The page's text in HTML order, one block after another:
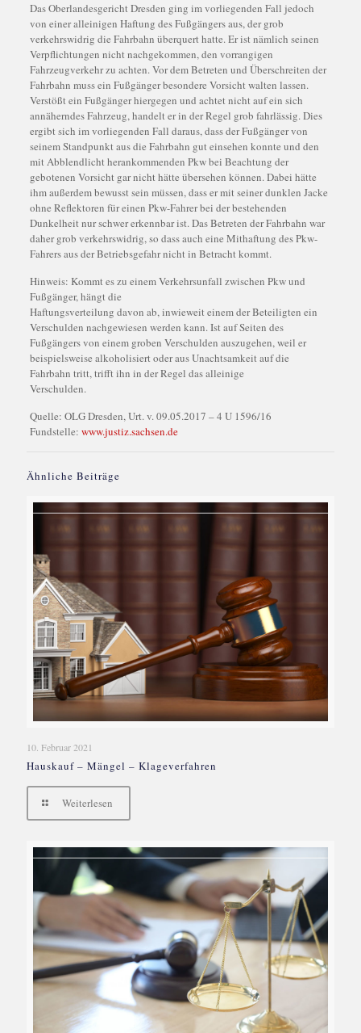
Das Oberlandesgericht Dresden ging im vorliegenden Fall jedoch
von einer alleinigen Haftung des Fußgängers aus, der grob
verkehrswidrig die Fahrbahn überquert hatte. Er ist nämlich seinen
Verpflichtungen nicht nachgekommen, den vorrangigen
Fahrzeugverkehr zu achten. Vor dem Betreten und Überschreiten der
Fahrbahn muss ein Fußgänger besondere Vorsicht walten lassen.
Verstößt ein Fußgänger hiergegen und achtet nicht auf ein sich
annäherndes Fahrzeug, handelt er in der Regel grob fahrlässig. Dies
ergibt sich im vorliegenden Fall daraus, dass der Fußgänger von
seinem Standpunkt aus die Fahrbahn gut einsehen konnte und den
mit Abblendlicht herankommenden Pkw bei Beachtung der
gebotenen Vorsicht gar nicht hätte übersehen können. Dabei hätte
ihm außerdem bewusst sein müssen, dass er mit seiner dunklen Jacke
ohne Reflektoren für einen Pkw-Fahrer bei der bestehenden
Dunkelheit nur schwer erkennbar ist. Das Betreten der Fahrbahn war
daher grob verkehrswidrig, so dass auch eine Mithaftung des Pkw-
Fahrers aus der Betriebsgefahr nicht in Betracht kommt.
Hinweis: Kommt es zu einem Verkehrsunfall zwischen Pkw und
Fußgänger, hängt die
Haftungsverteilung davon ab, inwieweit einem der Beteiligten ein
Verschulden nachgewiesen werden kann. Ist auf Seiten des
Fußgängers von einem groben Verschulden auszugehen, weil er
beispielsweise alkoholisiert oder aus Unachtsamkeit auf die
Fahrbahn tritt, trifft ihn in der Regel das alleinige
Verschulden.
Quelle: OLG Dresden, Urt. v. 09.05.2017 – 4 U 1596/16
Fundstelle: www.justiz.sachsen.de
Ähnliche Beiträge
10. Februar 2021
Hauskauf – Mängel – Klageverfahren
Weiterlesen